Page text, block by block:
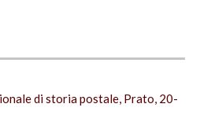
di storia postale, Prato, 20-